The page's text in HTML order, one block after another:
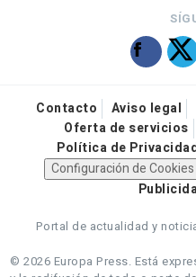
Contacto Aviso legal
Oferta de servicios
Política de
Configuración de Cookies
Portal de actualidad y
© 2026 Europa Press. Está